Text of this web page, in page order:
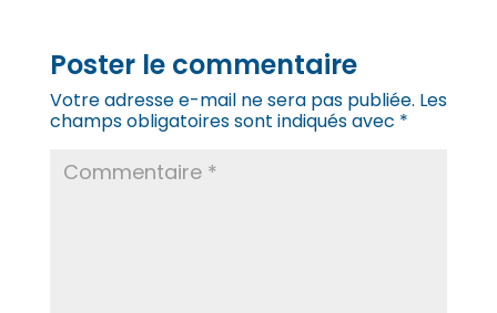
Poster le commentaire
Votre adresse e-mail ne sera pas publiée. Les
champs obligatoires sont indiqués avec *